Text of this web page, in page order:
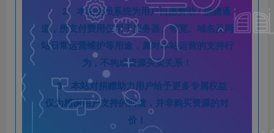
2、本站会员系统为用户自愿赞助 / 捐赠通
道，所支付费用仅用于服务器、带宽、域名及网
站日常运营维护等用途，属对本站运营的支持行
为，不构成资源买卖关系！
3、本站对捐赠助力用户给予更多专属权益，
仅为感谢用户支持的回馈，并非购买资源的对
价！